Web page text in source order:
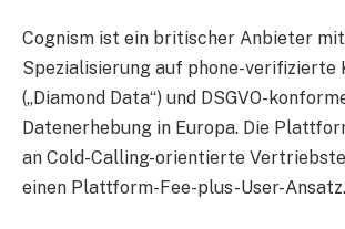
Cognism ist ein britischer Anbieter mit
Spezialisierung auf phone-verifizierte
(„Diamond Data“) und DSGVO-
Datenerhebung in Europa. Die
an Cold-Calling-orientierte
einen Plattform-Fee-plus-User-Ansatz.